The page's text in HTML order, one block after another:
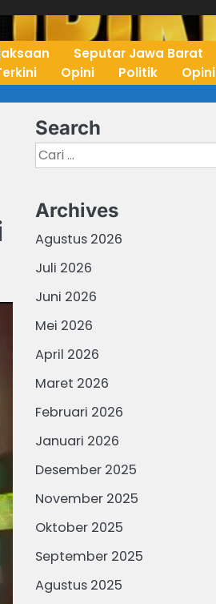
Seputar Jawa Barat
Opini Politik Opini
Search
Cari
untuk:
Archives
Agustus 2026
Juli 2026
Juni 2026
Mei 2026
April 2026
Maret 2026
Februari 2026
Januari 2026
Desember 2025
November 2025
Oktober 2025
September 2025
Agustus 2025